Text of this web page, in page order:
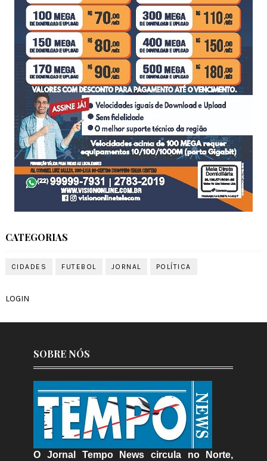
CATEGORIAS
CIDADES FUTEBOL JORNAL POLÍTICA
LOGIN
SOBRE NÓS
O Jornal Tempo News circula no Norte,